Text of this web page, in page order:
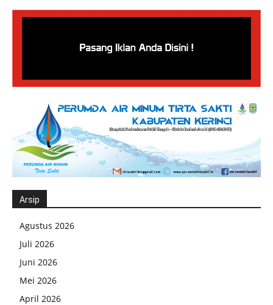
Arsip
Agustus 2026
Juli 2026
Juni 2026
Mei 2026
April 2026